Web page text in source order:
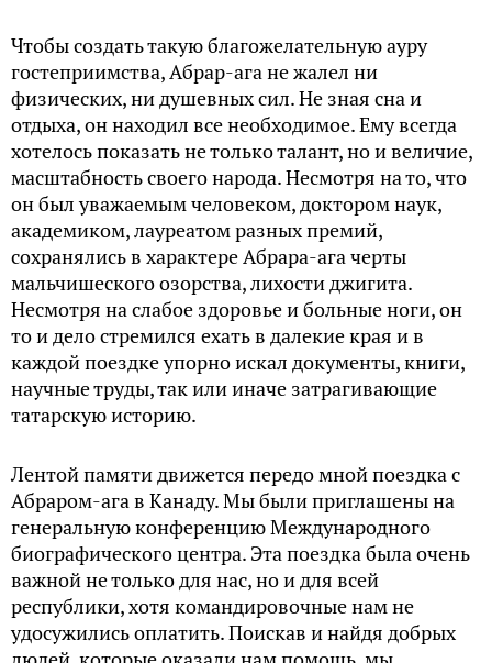
Чтобы создать такую благожелательную ауру
гостеприимства, Абрар-ага не жалел ни
физических, ни душевных сил. Не зная сна и
отдыха, он находил все необходимое. Ему всегда
хотелось показать не только талант, но и величие,
масштабность своего народа. Несмотря на то, что
он был уважаемым человеком, доктором наук,
академиком, лауреатом разных премий,
сохранялись в характере Абрара-ага черты
мальчишеского озорства, лихости джигита.
Несмотря на слабое здоровье и больные ноги, он
то и дело стремился ехать в далекие края и в
каждой поездке упорно искал документы, книги,
научные труды, так или иначе затрагивающие
татарскую историю.
Лентой памяти движется передо мной поездка с
Абраром-ага в Канаду. Мы были приглашены на
генеральную конференцию Международного
биографического центра. Эта поездка была очень
важной не только для нас, но и для всей
республики, хотя командировочные нам не
удосужились оплатить. Поискав и найдя добрых